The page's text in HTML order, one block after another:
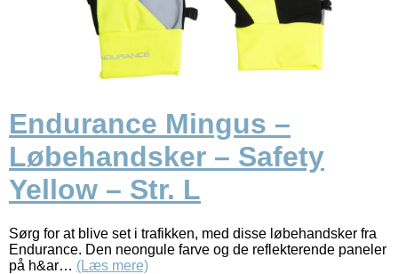
Endurance Mingus –
Løbehandsker – Safety
Yellow – Str. L
Sørg for at blive set i trafikken, med disse løbehandsker fra
Endurance. Den neongule farve og de reflekterende paneler
på h&ar… (Læs mere)